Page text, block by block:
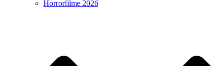
Horrorfilme 2026